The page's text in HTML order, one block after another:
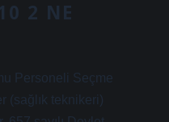
2 NE
Personeli Seçme
(sağlık teknikeri)